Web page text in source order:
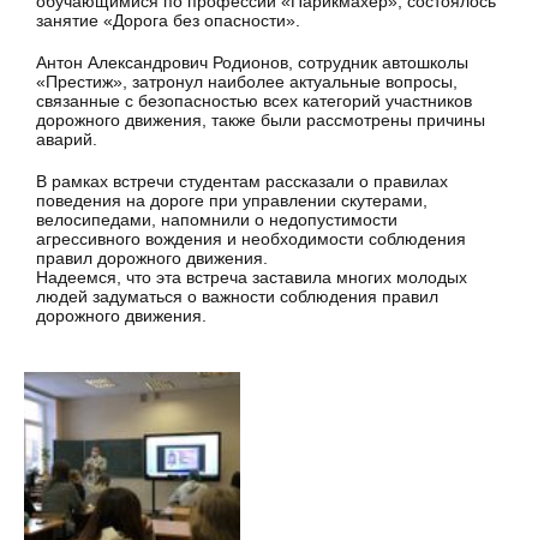
занятие «Дорога без опасности».
Антон Александрович Родионов, сотрудник автошколы
«Престиж», затронул наиболее актуальные вопросы,
связанные с безопасностью всех категорий участников
дорожного движения, также были рассмотрены причины
аварий.
В рамках встречи студентам рассказали о правилах
поведения на дороге при управлении скутерами,
велосипедами, напомнили о недопустимости
агрессивного вождения и необходимости соблюдения
правил дорожного движения.
Надеемся, что эта встреча заставила многих молодых
людей задуматься о важности соблюдения правил
дорожного движения.